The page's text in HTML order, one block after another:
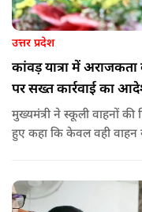
उत्तर प्रदेश
कांवड़ यात्रा में अराजकता
पर सख्त कार्रवाई का
मुख्यमंत्री ने स्कूली वाहनों
हुए कहा कि केवल वही वाहन
ताकि विद्यार्थियों और आम